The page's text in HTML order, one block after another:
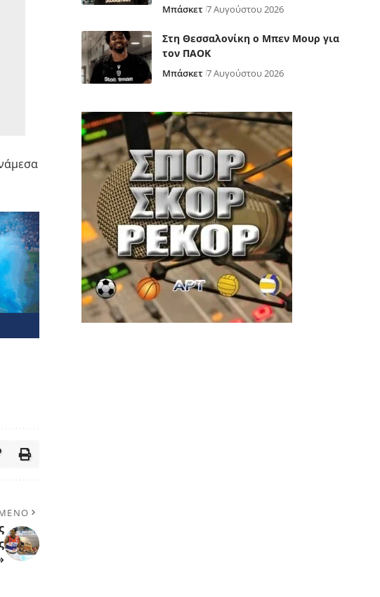
Μπάσκετ 7 Αυγούστου 2026
Στη Θεσσαλονίκη ο Μπεν Μουρ για
τον ΠΑΟΚ
Μπάσκετ 7 Αυγούστου 2026